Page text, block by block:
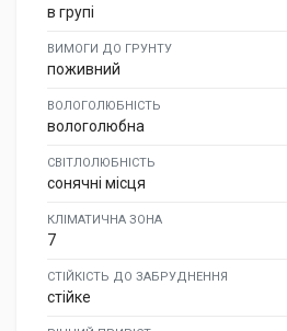
в групі
ВИМОГИ ДО ГРУНТУ
поживний
ВОЛОГОЛЮБНІСТЬ
вологолюбна
СВІТЛОЛЮБНІСТЬ
сонячні місця
КЛІМАТИЧНА ЗОНА
7
СТІЙКІСТЬ ДО ЗАБРУДНЕННЯ
стійке